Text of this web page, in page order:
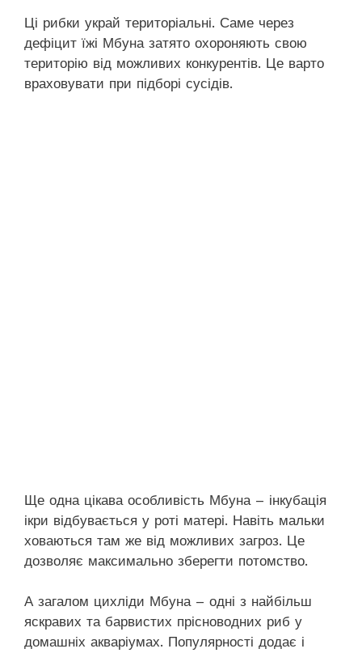
Ці рибки украй територіальні. Саме через
дефіцит їжі Мбуна затято охороняють свою
територію від можливих конкурентів. Це варто
враховувати при підборі сусідів.
Ще одна цікава особливість Мбуна – інкубація
ікри відбувається у роті матері. Навіть мальки
ховаються там же від можливих загроз. Це
дозволяє максимально зберегти потомство.
А загалом цихліди Мбуна – одні з найбільш
яскравих та барвистих прісноводних риб у
домашніх акваріумах. Популярності додає і